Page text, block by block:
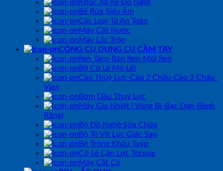
Khúc Xạ Kế Đo Ngọt
Bể Rửa Siêu Âm
Các Loại Tủ An Toàn
Máy Cất Nước
Máy Lắc Trộn
CÔNG CỤ DỤNG CỤ CẦM TAY
Ren Taro-Bàn Ren-Mũi Ren
Bộ Cờ Lê Mỏ Lết
Cảo Thuỷ Lực-Cảo 2 Chấu-Cảo 3 Chấu-
Vam
Bơm Dầu Thuỷ Lực
Máy Gia Nhiệt ( Vòng Bi-Bạc Đạn-Bánh
Răng)
Bộ Đồ Nghề Sửa Chữa
Bộ Tô Vít Lục Giác Sao
Bộ Tròng Khẩu Tuýp
Cờ Lê Cân Lực Torque
Máy Cắt Cỏ